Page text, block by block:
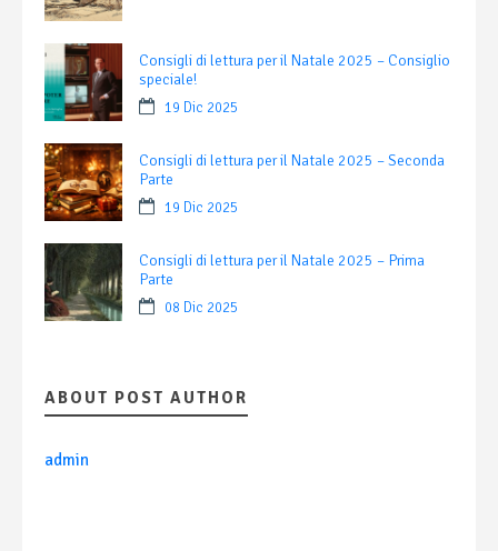
Consigli di lettura per il Natale 2025 – Consiglio
speciale!
19 Dic 2025
Consigli di lettura per il Natale 2025 – Seconda
Parte
19 Dic 2025
Consigli di lettura per il Natale 2025 – Prima
Parte
08 Dic 2025
ABOUT POST AUTHOR
admin